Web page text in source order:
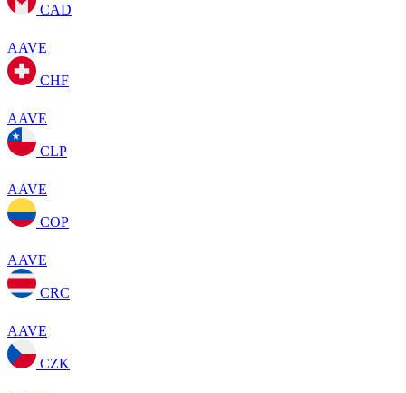
CAD
AAVE
CHF
AAVE
CLP
AAVE
COP
AAVE
CRC
AAVE
CZK